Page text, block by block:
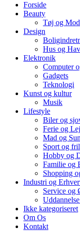
Forside
Beauty
Tøj og
Design
Hus og
Elektronik
Computer
Gadgets
Teknologi
Kunst og kultur
Musik
Lifestyle
Biler og
Ferie og
Mad og
Sport og
Hobby og
Familie og
Shopping
Industri og
Service og
Ikke kategoriseret
Om Os
Kontakt